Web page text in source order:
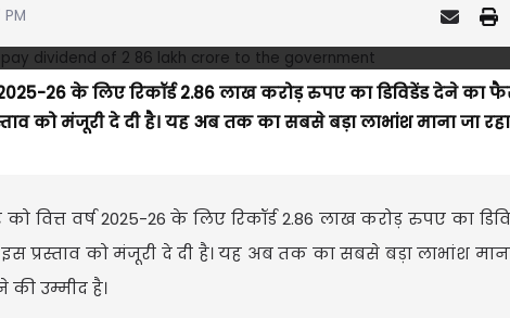
2025-26 के लिए रिकॉर्ड 2.86 लाख करोड़ रुपए का डिविडेंड देने का
को मंजूरी दे दी है। यह अब तक का सबसे बड़ा लाभांश माना जा
वित्त वर्ष 2025-26 के लिए रिकॉर्ड 2.86 लाख करोड़ रुपए का
को मंजूरी दे दी है। यह अब तक का सबसे बड़ा लाभांश माना
की उम्मीद है।